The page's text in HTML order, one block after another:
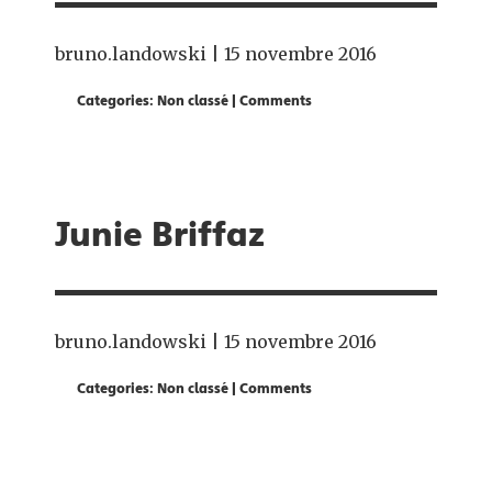
bruno.landowski 15 novembre 2016
Categories: Non classé Comments
Junie Briffaz
bruno.landowski 15 novembre 2016
Categories: Non classé Comments